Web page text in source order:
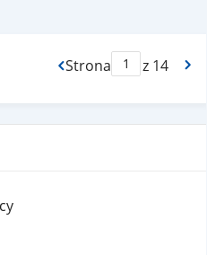
Strona
Max Stronaz 14